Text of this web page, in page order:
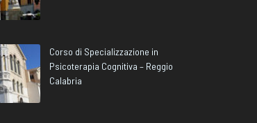
Corso di Specializzazione in
Psicoterapia Cognitiva – Reggio
Calabria